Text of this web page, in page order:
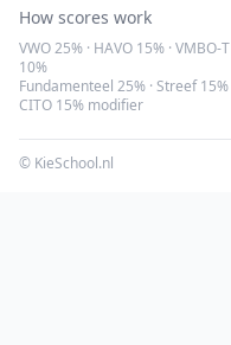
How scores work
VWO 25% · HAVO 15% · VMBO-T
10%
Fundamenteel 25% · Streef 15%
CITO 15% modifier
© KieSchool.nl